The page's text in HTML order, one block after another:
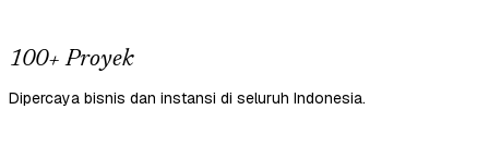
100+ Proyek
Dipercaya bisnis dan instansi di seluruh Indonesia.